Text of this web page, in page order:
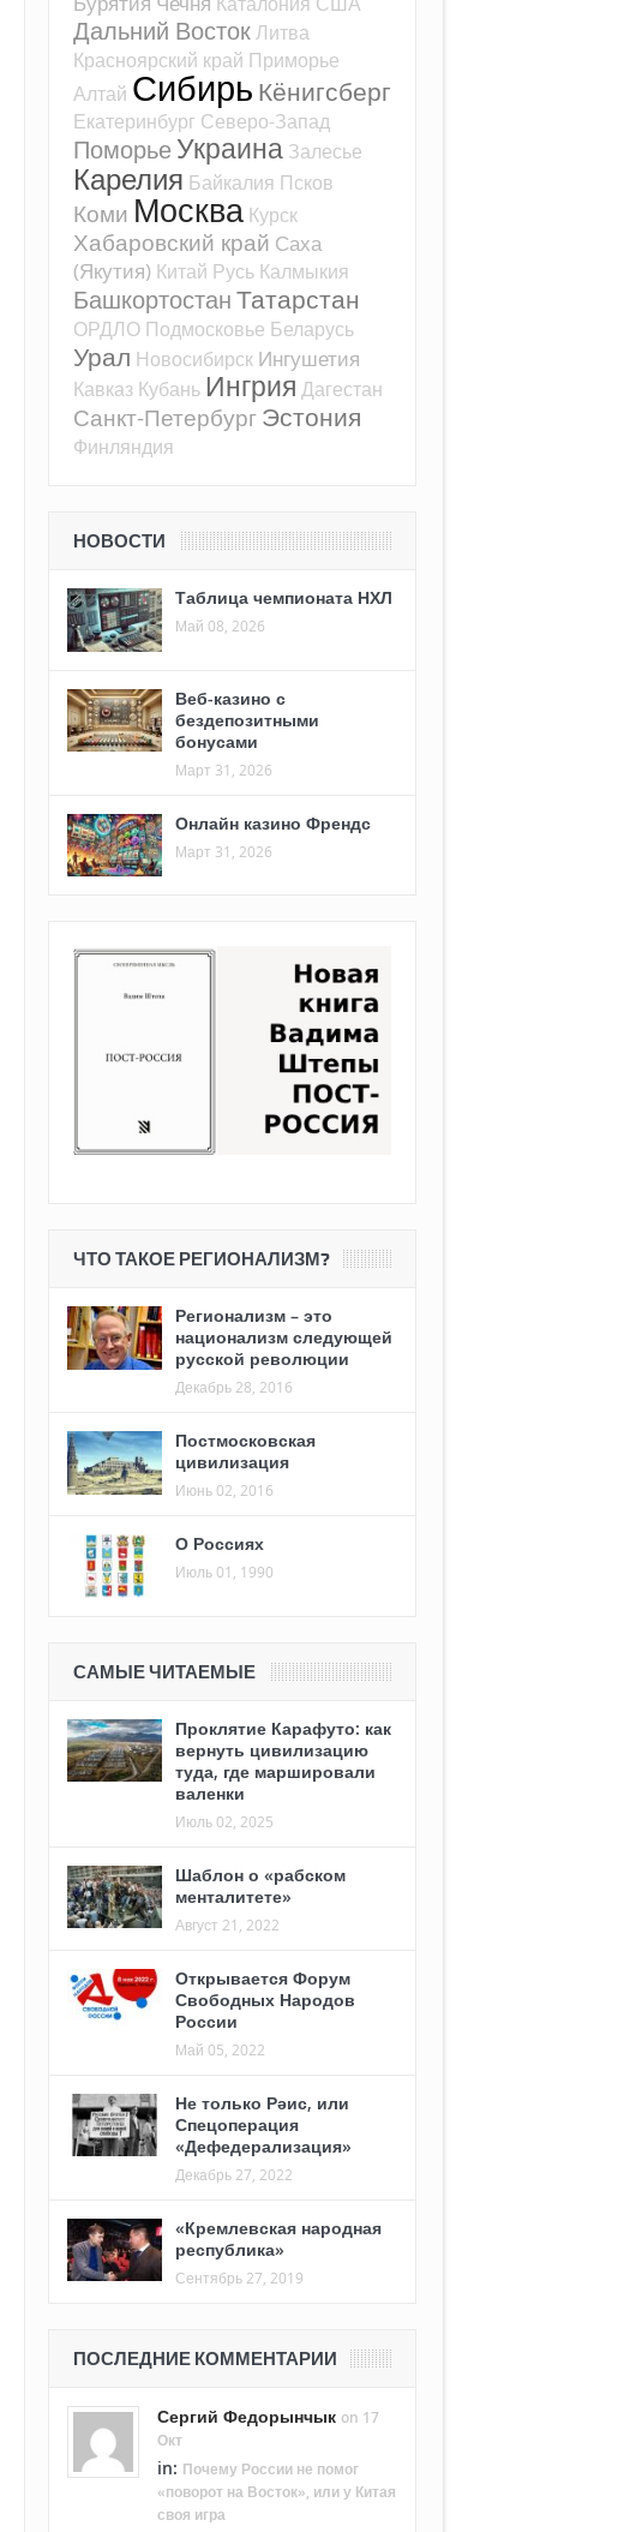
Дальний ВостокЛитва
Красноярский край Приморье
Алтай Сибирь Кёнигсберг
Екатеринбург Северо-Запад
ПоморьеУкраина Залесье
Карелия Байкалия Псков
Коми Москва Курск
Хабаровский край Саха
(Якутия) Китай Русь Калмыкия
БашкортостанТатарстан
ОРДЛО Подмосковье Беларусь
Урал Новосибирск Ингушетия
Кавказ Кубань Ингрия Дагестан
Санкт-Петербург Эстония
Финляндия
НОВОСТИ
Таблица чемпионата НХЛ
Май 08, 2026
Веб-казино с
бездепозитными
бонусами
Март 31, 2026
Онлайн казино Френдс
Март 31, 2026
ЧТО ТАКОЕ РЕГИОНАЛИЗМ?
Регионализм – это
национализм следующей
русской революции
Декабрь 28, 2016
Постмосковская
цивилизация
Июнь 02, 2016
О Россиях
Июль 01, 1990
САМЫЕ ЧИТАЕМЫЕ
Проклятие Карафуто: как
вернуть цивилизацию
туда, где маршировали
валенки
Июль 02, 2025
Шаблон о «рабском
менталитете»
Август 21, 2022
Открывается Форум
Свободных Народов
России
Май 05, 2022
Не только Рәис, или
Спецоперация
«Дефедерализация»
Декабрь 27, 2022
«Кремлевская народная
республика»
Сентябрь 27, 2019
ПОСЛЕДНИЕ КОММЕНТАРИИ
Сергий Федорынчык on 17
Окт
in: Почему России не помог
«поворот на Восток», или у Китая
своя игра